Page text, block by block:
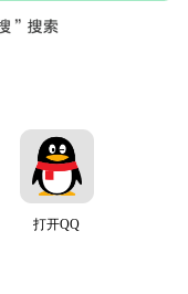
打开QQ